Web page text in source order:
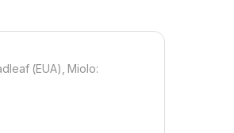
(EUA), Miolo: